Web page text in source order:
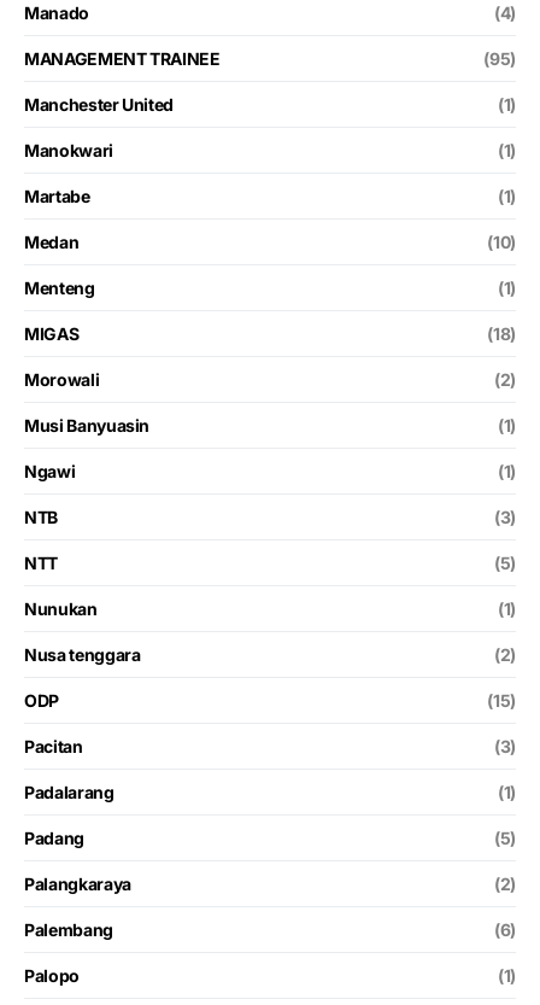
Manado (4)
MANAGEMENT TRAINEE (95)
Manchester United (1)
Manokwari (1)
Martabe (1)
Medan (10)
Menteng (1)
MIGAS (18)
Morowali (2)
Musi Banyuasin (1)
Ngawi (1)
NTB (3)
NTT (5)
Nunukan (1)
Nusa tenggara (2)
ODP (15)
Pacitan (3)
Padalarang (1)
Padang (5)
Palangkaraya (2)
Palembang (6)
Palopo (1)